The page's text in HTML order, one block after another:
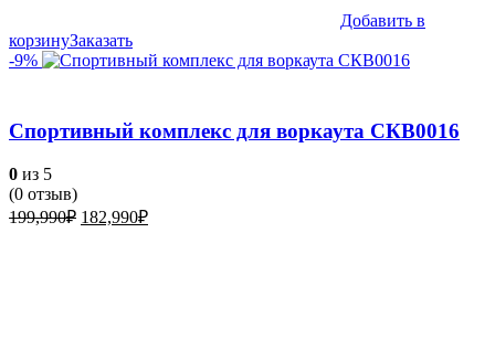
Добавить в
корзинуЗаказать
-9%
Спортивный комплекс для воркаута СКВ0016
0 из 5
(0 отзыв)
199,990₽ Первоначальная
182,990₽Текущая